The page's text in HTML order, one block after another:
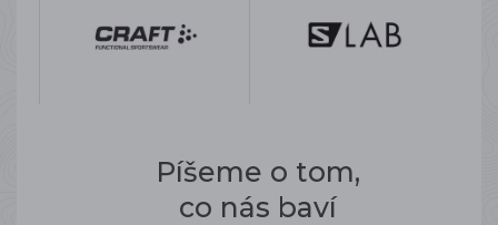
Píšeme o tom,
co nás baví